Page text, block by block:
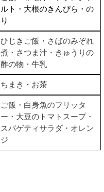
ルト・大根のきんぴら・の
り
ひじきご飯・さばのみぞれ
煮・さつま汁・きゅうりの
酢の物・牛乳
ちまき・お茶
ご飯・白身魚のフリッタ
ー・大豆のトマトスープ・
スパゲティサラダ・オレン
ジ